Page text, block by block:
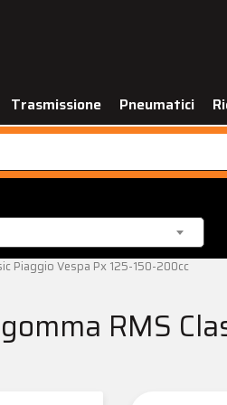
Trasmissione Pneumatici
Piaggio Vespa Px 125-150-200cc
RMS